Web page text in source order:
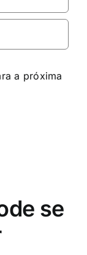
a próxima
se